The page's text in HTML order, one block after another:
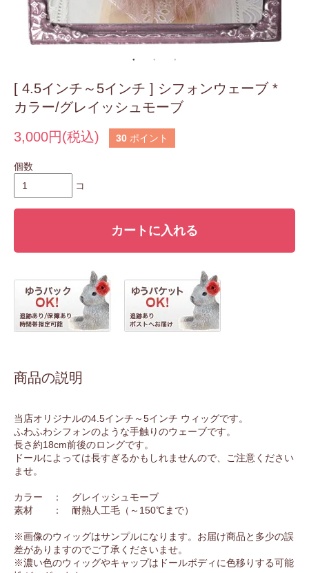
[ 4.5インチ～5インチ ] シフォンウェーブ *
カラー/グレイッシュモーブ
3,000円(税込)
30 ポイント
個数
コ
カートに入れる
商品の説明
当店オリジナルの4.5インチ～5インチ ウィッグです。
ふわふわシフォンのような手触りのウェーブです。
長さ約18cm前後のロングです。
ドールによっては長すぎるかもしれませんので、ご注意ください
ませ。
カラー ： グレイッシュモーブ
素材 ： 耐熱人工毛（～150℃まで）
※画像のウィッグはサンプルになります。お届け商品と多少の誤
差がありますのでご了承くださいませ。
※濃い色のウィッグやキャップはドールボディに色移りする可能